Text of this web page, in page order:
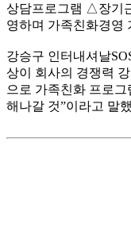
상담프로그램 △장기
영하며 가족친화경영
강승구 인터내셔날
상이 회사의 경쟁력
으로 가족친화 프로
해나갈 것”이라고 말